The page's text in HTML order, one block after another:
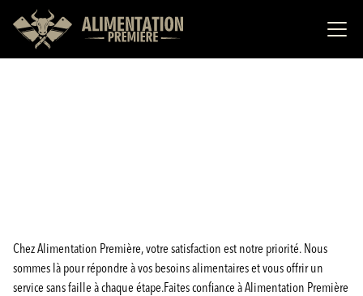
Chez Alimentation Première, votre satisfaction est notre priorité. Nous
sommes là pour répondre à vos besoins alimentaires et vous offrir un
service sans faille à chaque étape.Faites confiance à Alimentation Première